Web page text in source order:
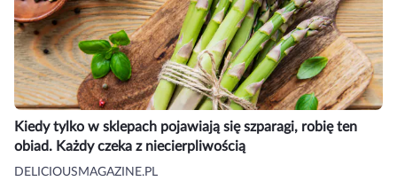
Kiedy tylko w sklepach pojawiają się szparagi, robię ten
obiad. Każdy czeka z niecierpliwością
DELICIOUSMAGAZINE.PL